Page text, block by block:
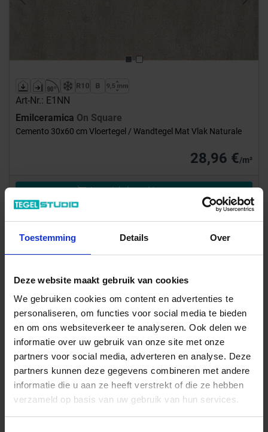
Toestemming Details Over
Deze website maakt gebruik van cookies
We gebruiken cookies om content en advertenties te
personaliseren, om functies voor social media te bieden
en om ons websiteverkeer te analyseren. Ook delen we
informatie over uw gebruik van onze site met onze
partners voor social media, adverteren en analyse. Deze
partners kunnen deze gegevens combineren met andere
informatie die u aan ze heeft verstrekt of die ze hebben
verzameld op basis van uw gebruik van hun services.
Art-Nr.: E1NN
Emilceramica On Square
Cemento 30x60 cm Vloertegel / Wandtegel Mat Vlak Naturale
28,96 €/m²
Aan winkelmand toevoegen
Inhoud: 1,08 m² = 31,27 €/Pakket
Wordt voor je besteld